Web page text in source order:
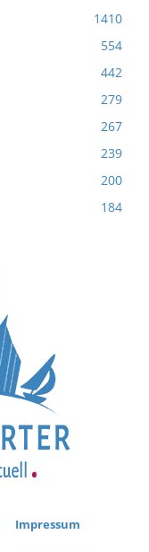
1410
554
442
279
267
239
200
184
Impressum